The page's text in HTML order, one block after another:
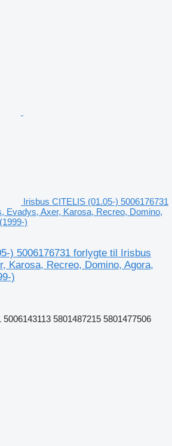
Irisbus CITELIS (01.05-) 5006176731
Evadys, Axer, Karosa, Recreo, Domino,
)
) 5006176731 forlygte til Irisbus
Karosa, Recreo, Domino, Agora,
)
5006143113 5801487215 5801477506